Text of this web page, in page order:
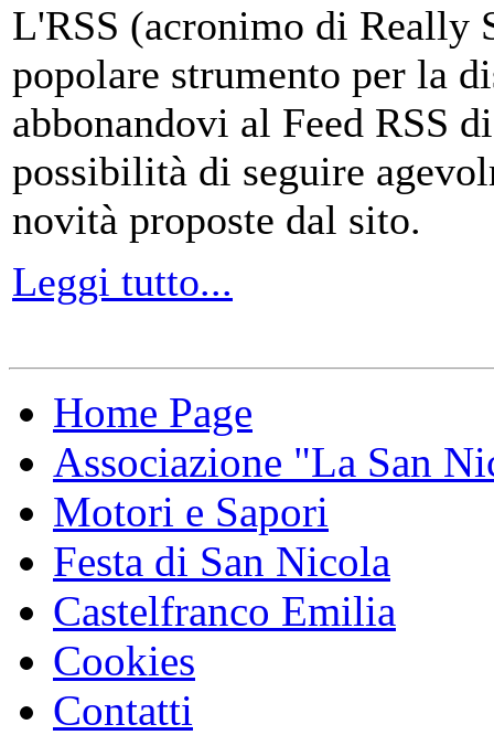
L'RSS (acronimo di Really
popolare strumento per la
abbonandovi al Feed RSS
possibilità di seguire
novità proposte dal sito.
Leggi tutto...
Home Page
Associazione "La San
Motori e Sapori
Festa di San Nicola
Castelfranco Emilia
Cookies
Contatti